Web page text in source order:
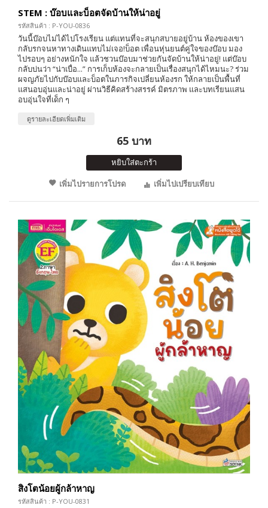
STEM : บ๊อบและบ็อตจัดบ้านให้น่าอยู่
รหัสสินค้า : P-YOU-0836
วันนี้บ๊อบไม่ได้ไปโรงเรียน แต่แทนที่จะสนุกสบายอยู่บ้าน ห้องของเขา
กลับรกจนหาทางเดินแทบไม่เจอ!บ็อต เพื่อนหุ่นยนต์คู่ใจของบ๊อบ มอง
ไปรอบๆ อย่างหนักใจ แล้วชวนบ๊อบมาช่วยกันจัดบ้านให้น่าอยู่! แต่บ๊อบ
กลับบ่นว่า “น่าเบื่อ...” การเก็บห้องจะกลายเป็นเรื่องสนุกได้ไหมนะ? ร่วม
ผจญภัยไปกับบ๊อบและบ็อตในภารกิจเปลี่ยนห้องรก ให้กลายเป็นพื้นที่
แสนอบอุ่นและน่าอยู่ ผ่านวิธีคิดสร้างสรรค์ มิตรภาพ และบทเรียนแสน
อบอุ่นใจที่เด็ก ๆ
ดูรายละเอียดเพิ่มเติม
65 บาท
หยิบใส่ตะกร้า
เพิ่มไปรายการโปรด
เพิ่มไปเปรียบเทียบ
สิงโตน้อยผู้กล้าหาญ
รหัสสินค้า : P-YOU-0831